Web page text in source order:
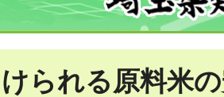
られる原料米